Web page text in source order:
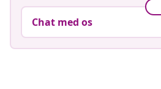
Chat med os